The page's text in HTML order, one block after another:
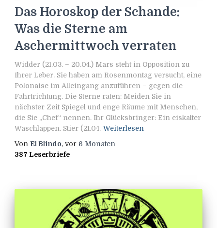
Das Horoskop der Schande:
Was die Sterne am
Aschermittwoch verraten
Widder (21.03. – 20.04.) Mars steht in Opposition zu
Ihrer Leber. Sie haben am Rosenmontag versucht, eine
Polonaise im Alleingang anzuführen – gegen die
Fahrtrichtung. Die Sterne raten: Meiden Sie in
nächster Zeit Spiegel und enge Räume mit Menschen,
die Sie „Chef“ nennen. Ihr Glücksbringer: Ein eiskalter
Waschlappen. Stier (21.04. Weiterlesen
Von El Blindo, vor 6 Monaten
387 Leserbriefe